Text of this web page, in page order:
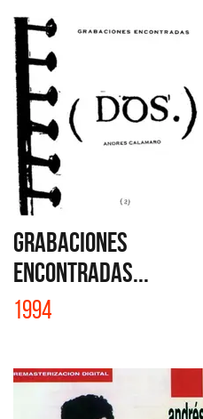
GRABACIONES
ENCONTRADAS...
1994